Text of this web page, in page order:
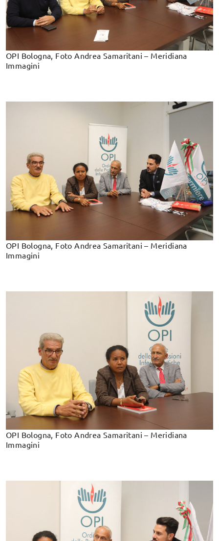
OPI Bologna, Foto Andrea Samaritani – Meridiana
Immagini
OPI Bologna, Foto Andrea Samaritani – Meridiana
Immagini
OPI Bologna, Foto Andrea Samaritani – Meridiana
Immagini